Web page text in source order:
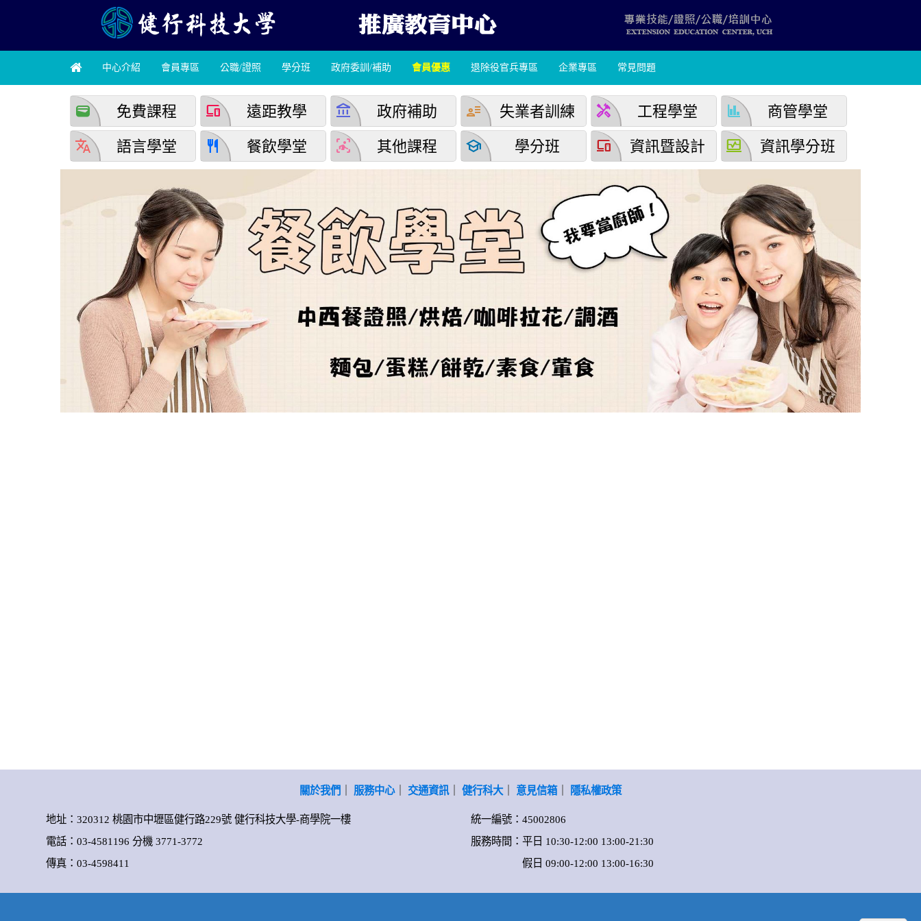
中心介紹 會員專區 公職/證照 學分班 政府委訓/補助 會員優惠 退除役官兵專區 企業專區 常見問題
wallet 免費課程 devices 遠距教學 account_balance 政府補助 user_attributes 失業者訓練 handyman 工程學堂 finance 商管學堂
translate 語言學堂 restaurant 餐飲學堂 detection_and_zone 其他課程 school 學分班 devices 資訊暨設計 browse_activity 資訊學分班
關於我們 服務中心｜ 交通資訊｜ 健行科大｜ 意見信箱｜ 隱私權政策
地址：320312 桃園市中壢區健行路229號 健行科技大學-商學院一樓
電話：03-4581196 分機 3771-3772
傳真：03-4598411
統一編號：45002806
服務時間：平日 10:30-12:00 13:00-21:30
假日 09:00-12:00 13:00-16:30